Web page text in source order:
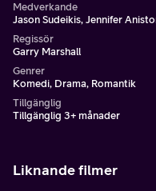
Medverkande
Jason Sudeikis, Jennifer
Regissör
Garry Marshall
Genrer
Komedi, Drama, Romantik
Tillgänglig
Tillgänglig 3+ månader
Liknande filmer